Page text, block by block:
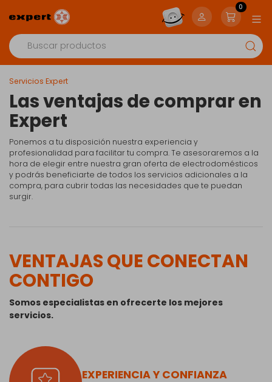
0
Servicios Expert
Las ventajas decomprar en
Expert
Ponemos a tu disposición nuestra experiencia y
profesionalidad para facilitar tu compra. Te asesoraremos a la
hora de elegir entre nuestra gran oferta de electrodomésticos
y podrás beneficiarte de todos los servicios adicionales a la
compra, para cubrir todas las necesidades que te puedan
surgir.
VENTAJAS QUE CONECTAN
CONTIGO
Somos especialistas en ofrecerte los mejores
servicios.
EXPERIENCIA Y CONFIANZA